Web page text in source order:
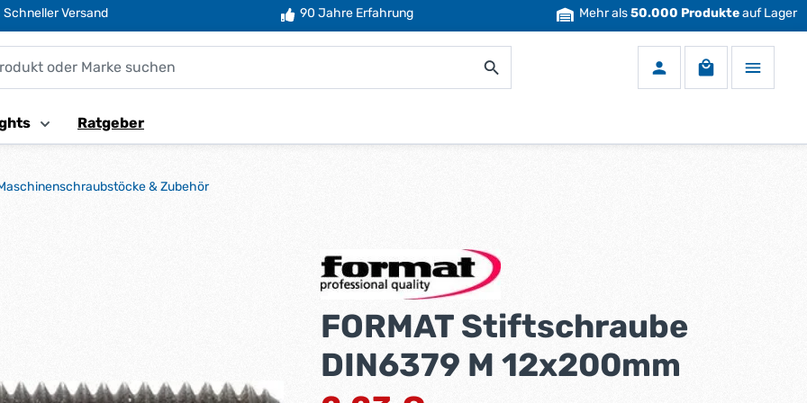
Schneller Versand 90 Jahre Erfahrung Mehr als50.000 Produkteauf Lager
Warenkorb
Ratgeber
& Zubehör
FORMAT Stiftschraube
DIN6379 M 12x200mm
Regulärer Preis: